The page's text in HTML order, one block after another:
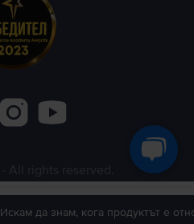
Искам да знам, кога продуктът е